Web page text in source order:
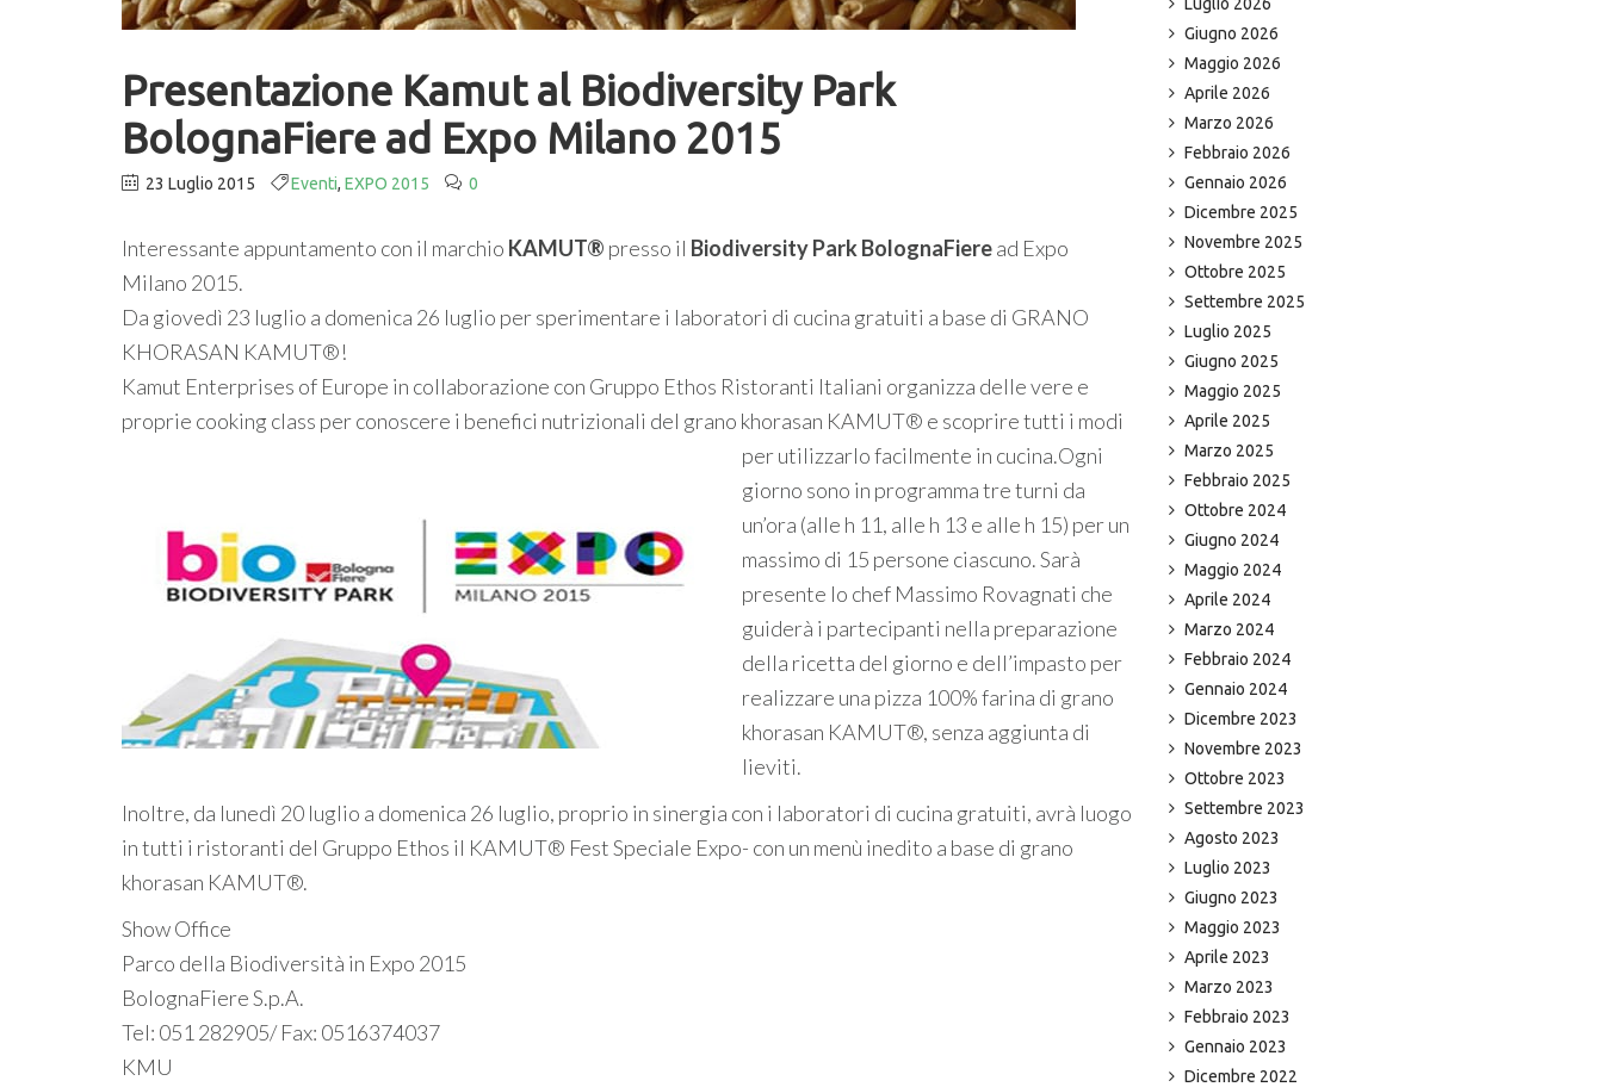
Presentazione Kamut al Biodiversity Park
BolognaFiere ad Expo Milano 2015
23 Luglio 2015 Eventi, EXPO 2015 0
Interessante appuntamento con il marchio KAMUT® presso il Biodiversity Park BolognaFieread Expo
Milano 2015.
Da giovedì 23 luglio a domenica 26 luglio per sperimentare i laboratori di cucina gratuiti a base di GRANO
KHORASAN KAMUT®!
Kamut Enterprises of Europe in collaborazione con Gruppo Ethos Ristoranti Italiani organizza delle vere e
proprie cooking class per conoscere i benefici nutrizionali del grano khorasan KAMUT® e scoprire tutti i modi
per utilizzarlo facilmente in cucina.Ogni
giorno sono in programma tre turni da
un’ora (alle h 11, alle h 13 e alle h 15) per un
massimo di 15 persone ciascuno. Sarà
presente lo chef Massimo Rovagnati che
guiderà i partecipanti nella preparazione
della ricetta del giorno e dell’impasto per
realizzare una pizza 100% farina di grano
khorasan KAMUT®, senza aggiunta di
lieviti.
Inoltre, da lunedì 20 luglio a domenica 26 luglio, proprio in sinergia con i laboratori di cucina gratuiti, avrà luogo
in tutti i ristoranti del Gruppo Ethos il KAMUT® Fest Speciale Expo- con un menù inedito a base di grano
khorasan KAMUT®.
Show Office
Parco della Biodiversità in Expo 2015
BolognaFiere S.p.A.
Tel: 051 282905/ Fax: 0516374037
KMU
Giugno 2026
Maggio 2026
Aprile 2026
Marzo 2026
Febbraio 2026
Gennaio 2026
Dicembre 2025
Novembre 2025
Ottobre 2025
Settembre 2025
Luglio 2025
Giugno 2025
Maggio 2025
Aprile 2025
Marzo 2025
Febbraio 2025
Ottobre 2024
Giugno 2024
Maggio 2024
Aprile 2024
Marzo 2024
Febbraio 2024
Gennaio 2024
Dicembre 2023
Novembre 2023
Ottobre 2023
Settembre 2023
Agosto 2023
Luglio 2023
Giugno 2023
Maggio 2023
Aprile 2023
Marzo 2023
Febbraio 2023
Gennaio 2023
Dicembre 2022